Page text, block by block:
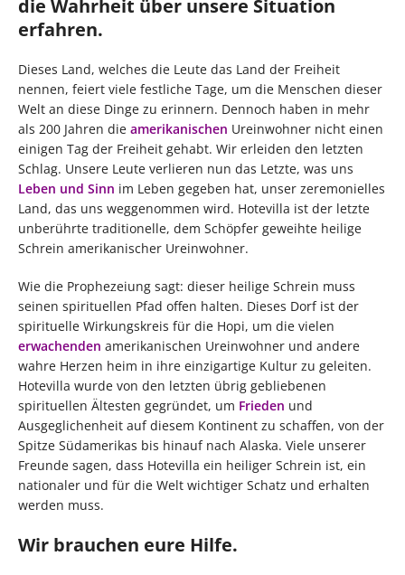
die Wahrheit über unsere Situation
erfahren.
Dieses Land, welches die Leute das Land der Freiheit
nennen, feiert viele festliche Tage, um die Menschen dieser
Welt an diese Dinge zu erinnern. Dennoch haben in mehr
als 200 Jahren die amerikanischen Ureinwohner nicht einen
einigen Tag der Freiheit gehabt. Wir erleiden den letzten
Schlag. Unsere Leute verlieren nun das Letzte, was uns
Leben und Sinn im Leben gegeben hat, unser zeremonielles
Land, das uns weggenommen wird. Hotevilla ist der letzte
unberührte traditionelle, dem Schöpfer geweihte heilige
Schrein amerikanischer Ureinwohner.
Wie die Prophezeiung sagt: dieser heilige Schrein muss
seinen spirituellen Pfad offen halten. Dieses Dorf ist der
spirituelle Wirkungskreis für die Hopi, um die vielen
erwachenden amerikanischen Ureinwohner und andere
wahre Herzen heim in ihre einzigartige Kultur zu geleiten.
Hotevilla wurde von den letzten übrig gebliebenen
spirituellen Ältesten gegründet, um Frieden und
Ausgeglichenheit auf diesem Kontinent zu schaffen, von der
Spitze Südamerikas bis hinauf nach Alaska. Viele unserer
Freunde sagen, dass Hotevilla ein heiliger Schrein ist, ein
nationaler und für die Welt wichtiger Schatz und erhalten
werden muss.
Wir brauchen eure Hilfe.